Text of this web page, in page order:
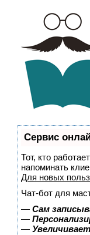
Сервис
Тот, кто
напоминать
Для новых
Чат-бот для
— Сам
—
—